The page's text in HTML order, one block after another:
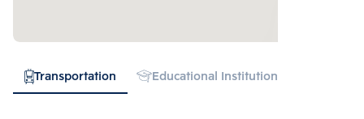
Transportation Educational Institution